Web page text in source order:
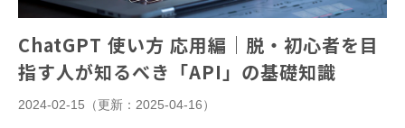
ChatGPT 使い方 応用編｜脱・初心者を目
指す人が知るべき「API」の基礎知識
2024-02-15 （更新： 2025-04-16）